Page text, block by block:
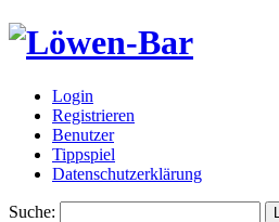
Login
Registrieren
Benutzer
Tippspiel
Datenschutzerklärung
Suche: